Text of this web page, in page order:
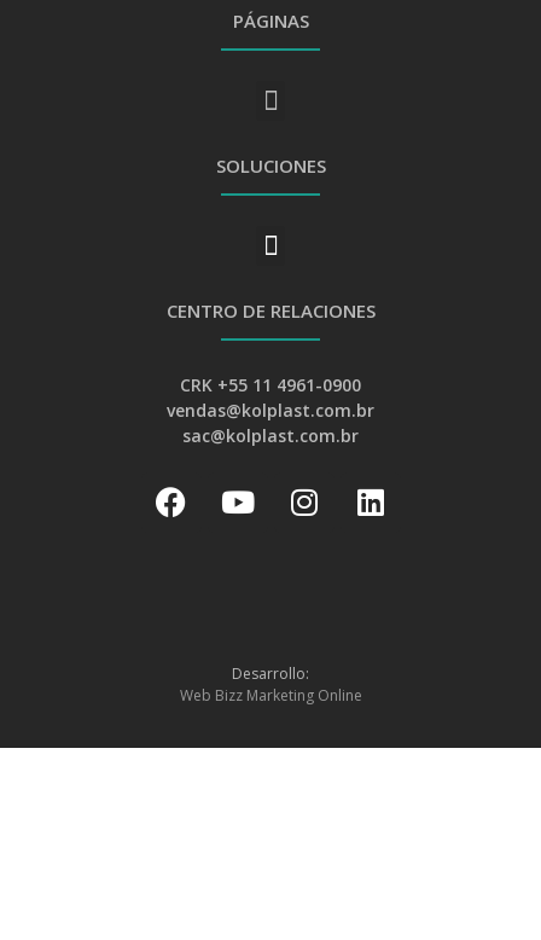
PÁGINAS
SOLUCIONES
CENTRO DE RELACIONES
CRK +55 11 4961-0900
vendas@kolplast.com.br
sac@kolplast.com.br
Desarrollo:
Web Bizz Marketing Online